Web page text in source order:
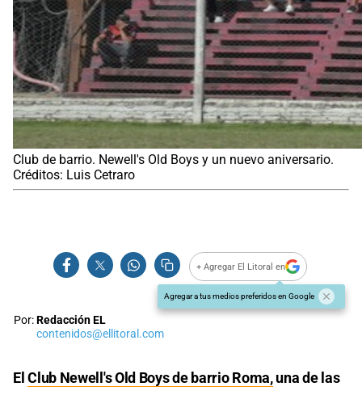
Club de barrio. Newell's Old Boys y un nuevo aniversario.
Créditos: Luis Cetraro
+ Agregar El Litoral en
Agregar a tus medios preferidos en Google
Por:Redacción EL
contenidos@ellitoral.com
ElClub Newell's Old Boys de barrio Roma,una de las